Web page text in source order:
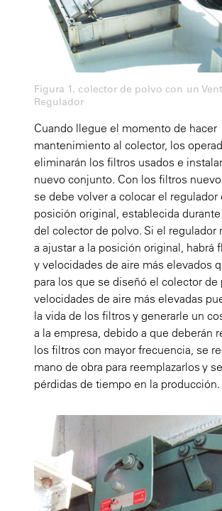
Figura 1. colector de polvo con un
Regulador
Cuando llegue el momento de hacer
mantenimiento al colector, los
eliminarán los filtros usados e
nuevo conjunto. Con los filtros
se debe volver a colocar el regulador
posición original, establecida
del colector de polvo. Si el regulador
a ajustar a la posición original, habrá
y velocidades de aire más elevados
para los que se diseñó el colector de
velocidades de aire más elevadas
la vida de los filtros y generarle un
a la empresa, debido a que deberán
los filtros con mayor frecuencia, se
mano de obra para reemplazarlos y
pérdidas de tiempo en la producción.